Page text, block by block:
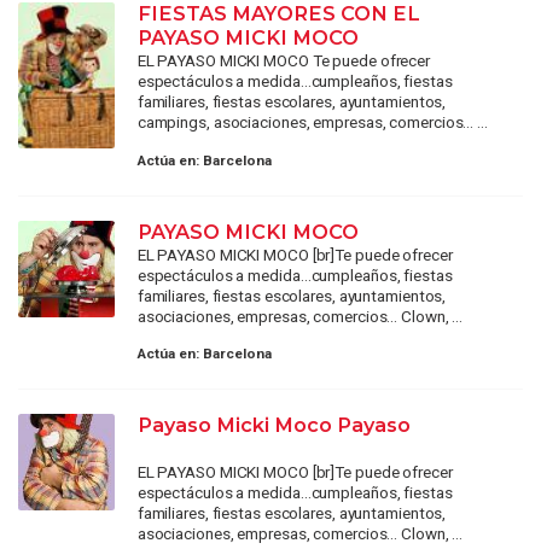
FIESTAS MAYORES CON EL
PAYASO MICKI MOCO
EL PAYASO MICKI MOCO Te puede ofrecer
espectáculos a medida…cumpleaños, fiestas
familiares, fiestas escolares, ayuntamientos,
campings, asociaciones, empresas, comercios... ...
Actúa en: Barcelona
PAYASO MICKI MOCO
EL PAYASO MICKI MOCO [br]Te puede ofrecer
espectáculos a medida…cumpleaños, fiestas
familiares, fiestas escolares, ayuntamientos,
asociaciones, empresas, comercios... Clown, ...
Actúa en: Barcelona
Payaso Micki Moco Payaso
EL PAYASO MICKI MOCO [br]Te puede ofrecer
espectáculos a medida…cumpleaños, fiestas
familiares, fiestas escolares, ayuntamientos,
asociaciones, empresas, comercios... Clown, ...